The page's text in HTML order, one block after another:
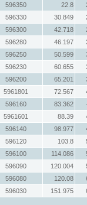
596350 22.8
596330 30.849
596300 42.718
596280 46.197
596250 50.599
596230 60.655
596200 65.201
5961801 72.567
596160 83.362
5961601 88.39
596140 98.977
596120 103.8
596100 114.086
596090 120.004
596080 120.08
596030 151.975